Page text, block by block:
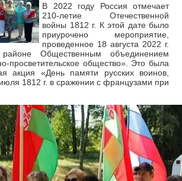
В 2022 году Россия отмечает
210-летие Отечественной
войны 1812 г. К этой дате было
приурочено мероприятие,
проведенное 18 августа 2022 г.
Общественным объединением
просветительское общество». Это была
акция «День памяти русских воинов,
1812 г. в сражении с французами при